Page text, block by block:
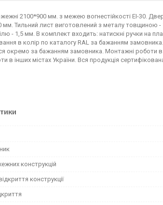
2100*900 мм. з межею вогнестійкості ЕІ-30.
Тильний лист виготовлений з металу товщиною
- 1,5 мм. В комплект входить: натискні ручки на
в колір по каталогу RAL за бажанням
окремо за бажанням замовника. Монтажні роботи
в інших містах України. Вся продукція
конструкцій
конструкції